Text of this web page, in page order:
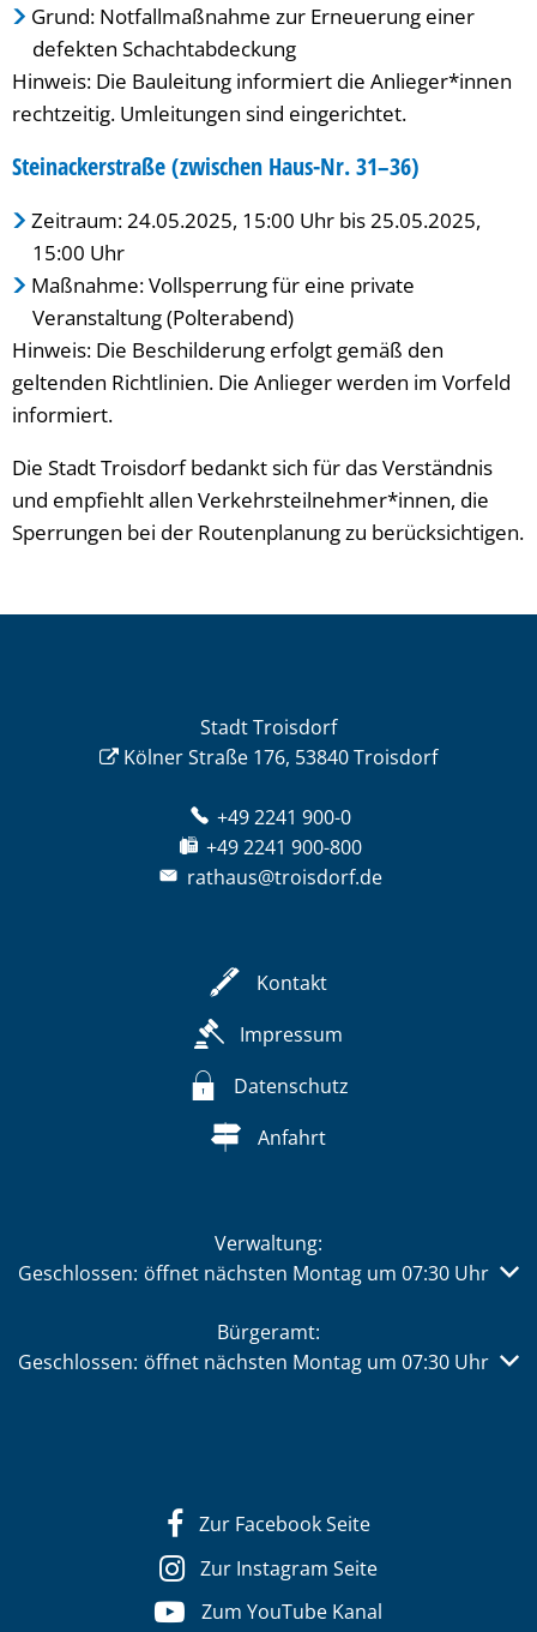
Grund: Notfallmaßnahme zur Erneuerung einer
defekten Schachtabdeckung
Hinweis: Die Bauleitung informiert die Anlieger*innen
rechtzeitig. Umleitungen sind eingerichtet.
Steinackerstraße (zwischen Haus-Nr. 31–36)
Zeitraum: 24.05.2025, 15:00 Uhr bis 25.05.2025,
15:00 Uhr
Maßnahme: Vollsperrung für eine private
Veranstaltung (Polterabend)
Hinweis: Die Beschilderung erfolgt gemäß den
geltenden Richtlinien. Die Anlieger werden im Vorfeld
informiert.
Die Stadt Troisdorf bedankt sich für das Verständnis
und empfiehlt allen Verkehrsteilnehmer*innen, die
Sperrungen bei der Routenplanung zu berücksichtigen.
Stadt Troisdorf
Kölner Straße 176, 53840 Troisdorf
+49 2241 900-0
+49 2241 900-800
rathaus@troisdorf.de
Kontakt
Impressum
Datenschutz
Anfahrt
Verwaltung:
Klicken, um weitere Öffnungs- oder Schließzeiten
Geschlossen: öffnet nächsten Montag um 07:30 Uhr
Bürgeramt:
Klicken, um weitere Öffnungs- oder Schließzeiten
Geschlossen: öffnet nächsten Montag um 07:30 Uhr
Zur Facebook Seite
Zur Instagram Seite
Zum YouTube Kanal